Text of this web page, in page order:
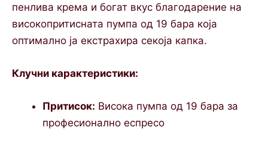
пенлива крема и богат вкус благодарение на
високопритисната пумпа од 19 бара која
оптимално ја екстрахира секоја капка.
Клучни карактеристики:
Притисок: Висока пумпа од 19 бара за
професионално еспресо